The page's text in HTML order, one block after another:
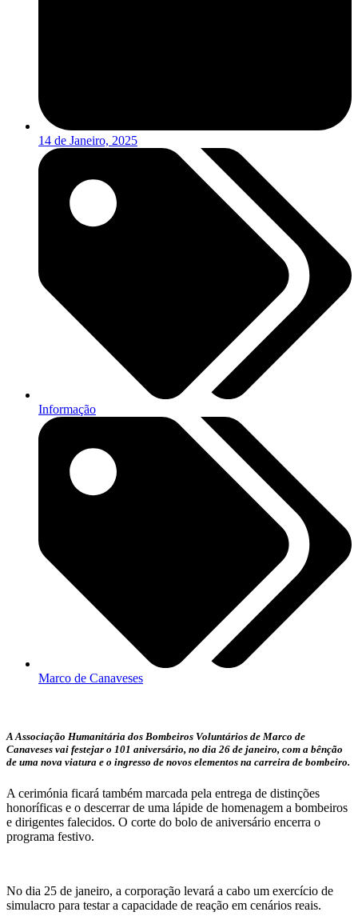
14 de Janeiro, 2025
Informação
Marco de Canaveses
A Associação Humanitária dos Bombeiros Voluntários de Marco de
Canaveses vai festejar o 101 aniversário, no dia 26 de janeiro, com a bênção
de uma nova viatura e o ingresso de novos elementos na carreira de bombeiro.
A cerimónia ficará também marcada pela entrega de distinções
honoríficas e o descerrar de uma lápide de homenagem a bombeiros
e dirigentes falecidos. O corte do bolo de aniversário encerra o
programa festivo.
No dia 25 de janeiro, a corporação levará a cabo um exercício de
simulacro para testar a capacidade de reação em cenários reais.